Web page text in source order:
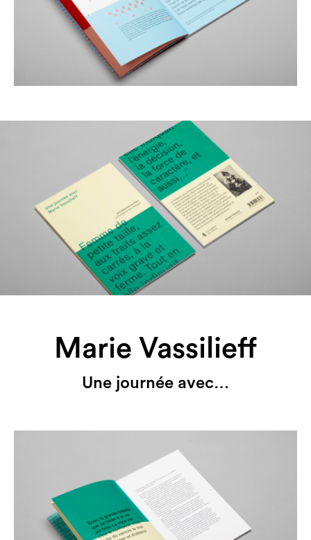
Marie Vassilieff
Une journée avec…